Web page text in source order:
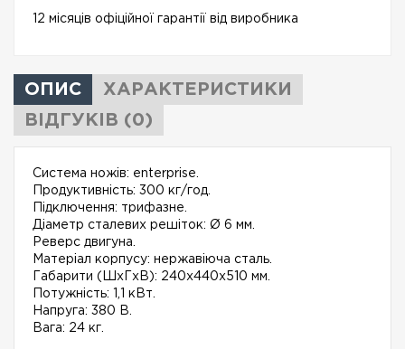
12 місяців офіційної гарантії від виробника
ОПИС
ХАРАКТЕРИСТИКИ
ВІДГУКІВ (0)
Система ножів: enterprise.
Продуктивність: 300 кг/год.
Підключення: трифазне.
Діаметр сталевих решіток: Ø 6 мм.
Реверс двигуна.
Матеріал корпусу: нержавіюча сталь.
Габарити (ШхГхВ): 240х440х510 мм.
Потужність: 1,1 кВт.
Напруга: 380 В.
Вага: 24 кг.